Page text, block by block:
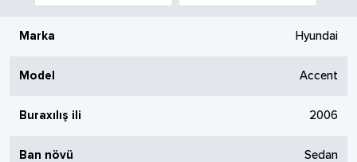
Marka Hyundai
Model Accent
Buraxılış ili 2006
Ban növü Sedan